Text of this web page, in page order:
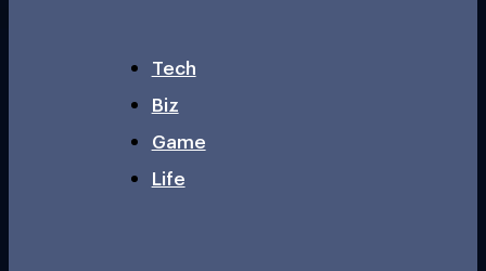
Tech
Biz
Game
Life